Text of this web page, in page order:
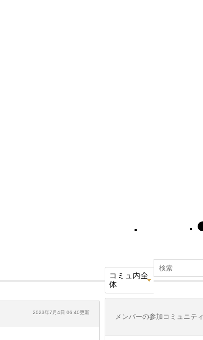
コミュ内全
体
2023年7月4日 06:40更新
メンバーの参加コミュニティ